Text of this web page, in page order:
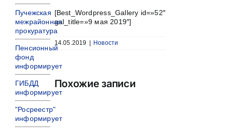
[Best_Wordpress_Gallery id=»52″
gal_title=»9 мая 2019″]
14.05.2019 | Новости
Похожие записи
Пучежская
межрайонная
прокуратура
Пенсионный
фонд
информирует
ГИБДД
информирует
"Росреестр"
информирует